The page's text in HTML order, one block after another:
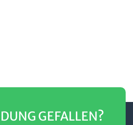
GEFALLEN?